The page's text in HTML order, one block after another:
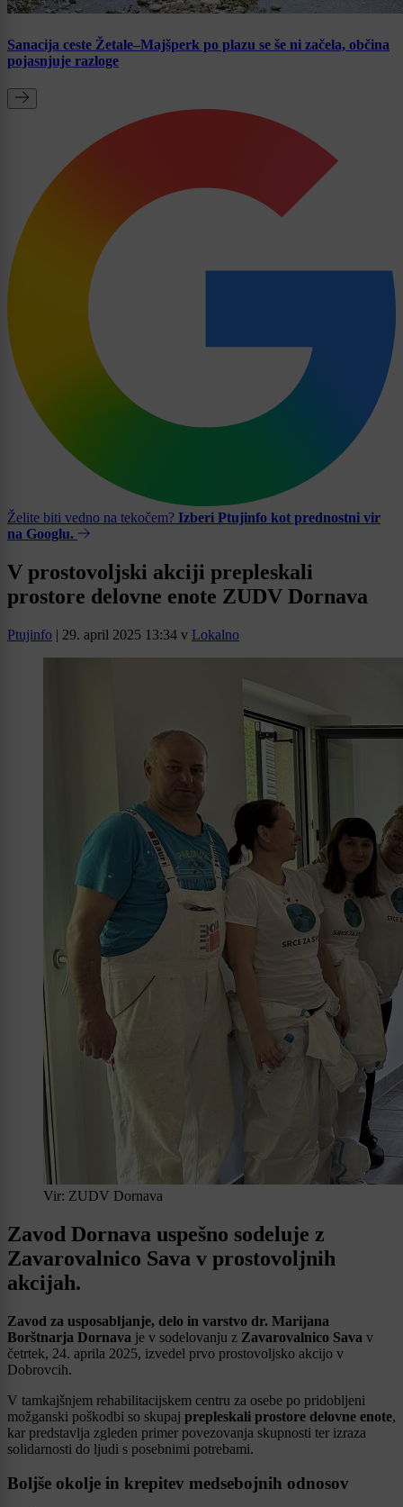
Sanacija ceste Žetale–Majšperk po plazu se še ni začela, občina
pojasnjuje razloge
Želite biti vedno na tekočem? Izberi Ptujinfo kot prednostni vir
na Googlu.
V prostovoljski akciji prepleskali
prostore delovne enote ZUDV Dornava
Ptujinfo | 29. april 2025 13:34 v Lokalno
Vir: ZUDV Dornava
Zavod Dornava uspešno sodeluje z
Zavarovalnico Sava v prostovoljnih
akcijah.
Zavod za usposabljanje, delo in varstvo dr. Marijana
Borštnarja Dornava je v sodelovanju z Zavarovalnico Sava v
četrtek, 24. aprila 2025, izvedel prvo prostovoljsko akcijo v
Dobrovcih.
V tamkajšnjem rehabilitacijskem centru za osebe po pridobljeni
možganski poškodbi so skupaj prepleskali prostore delovne enote,
kar predstavlja zgleden primer povezovanja skupnosti ter izraza
solidarnosti do ljudi s posebnimi potrebami.
Boljše okolje in krepitev medsebojnih odnosov